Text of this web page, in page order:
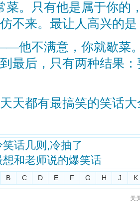
菜。只有他是属于你的
不来。最让人高兴的
他不满意，你就歇菜
最后，只有两种结果
天都有最搞笑的笑话大
话几则,冷抽了
想和老师说的爆笑话
B C D E F G H J K
天